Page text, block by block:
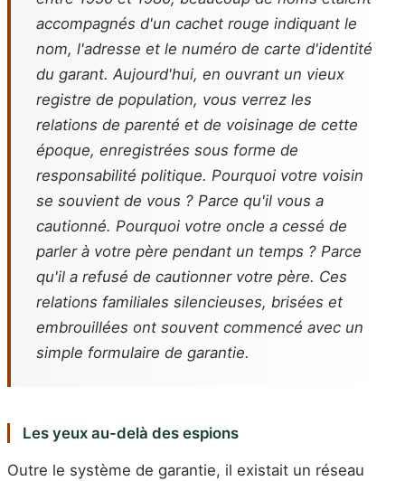
accompagnés d'un cachet rouge indiquant le
nom, l'adresse et le numéro de carte d'identité
du garant. Aujourd'hui, en ouvrant un vieux
registre de population, vous verrez les
relations de parenté et de voisinage de cette
époque, enregistrées sous forme de
responsabilité politique. Pourquoi votre voisin
se souvient de vous ? Parce qu'il vous a
cautionné. Pourquoi votre oncle a cessé de
parler à votre père pendant un temps ? Parce
qu'il a refusé de cautionner votre père. Ces
relations familiales silencieuses, brisées et
embrouillées ont souvent commencé avec un
simple formulaire de garantie.
Les yeux au-delà des espions
Outre le système de garantie, il existait un réseau